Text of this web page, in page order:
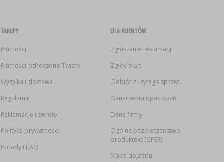
ZAKUPY
Płatności
Płatności odroczone Twisto
Wysyłka i dostawa
Regulamin
Reklamacje i zwroty
Polityka prywatności
Porady i FAQ
DLA KLIENTÓW
Zgłaszanie reklamacji
Zgłoś błąd
Odbiór zużytego sprzętu
Oznaczenia opakowań
Dane firmy
Ogólne bezpieczeństwo
produktów (GPSR)
Mapa dojazdu